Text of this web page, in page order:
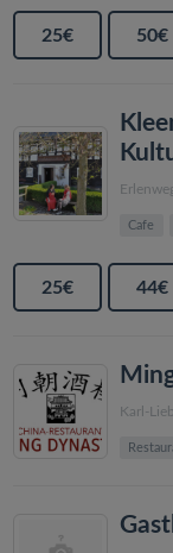
25€ 50€
Cafe
25€ 44€
Karl-